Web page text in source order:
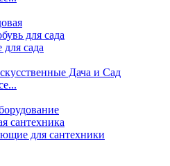
для сада
сада
Дача и Сад
сантехника
для сантехники